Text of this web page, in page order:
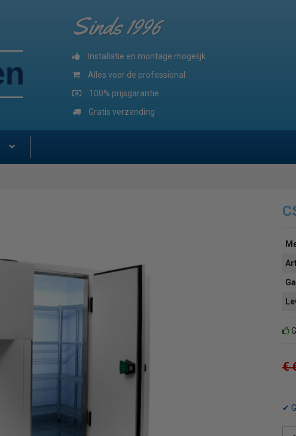
Sinds 1996
Installatie en montage mogelijk
Alles voor de professional
100% prijsgarantie
Gratis verzending
€
✔